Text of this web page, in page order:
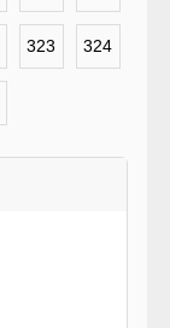
323 324